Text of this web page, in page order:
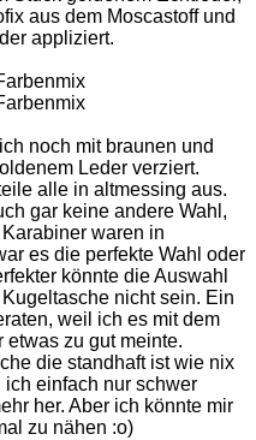
aus dem Moscastoff und
appliziert.
noch mit braunen und
Leder verziert.
alle in altmessing aus.
gar keine andere Wahl,
waren in
es die perfekte Wahl oder
könnte die Auswahl
nicht sein. Ein
weil ich es mit dem
etwas zu gut meinte.
die standhaft ist wie nix
ich einfach nur schwer
her. Aber ich könnte mir
zu nähen :o)